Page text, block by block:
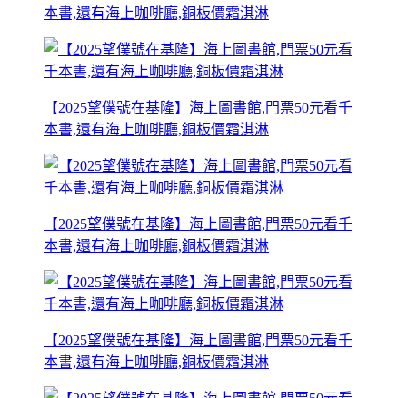
本書,還有海上咖啡廳,銅板價霜淇淋
【2025望僕號在基隆】海上圖書館,門票50元看千
本書,還有海上咖啡廳,銅板價霜淇淋
【2025望僕號在基隆】海上圖書館,門票50元看千
本書,還有海上咖啡廳,銅板價霜淇淋
【2025望僕號在基隆】海上圖書館,門票50元看千
本書,還有海上咖啡廳,銅板價霜淇淋